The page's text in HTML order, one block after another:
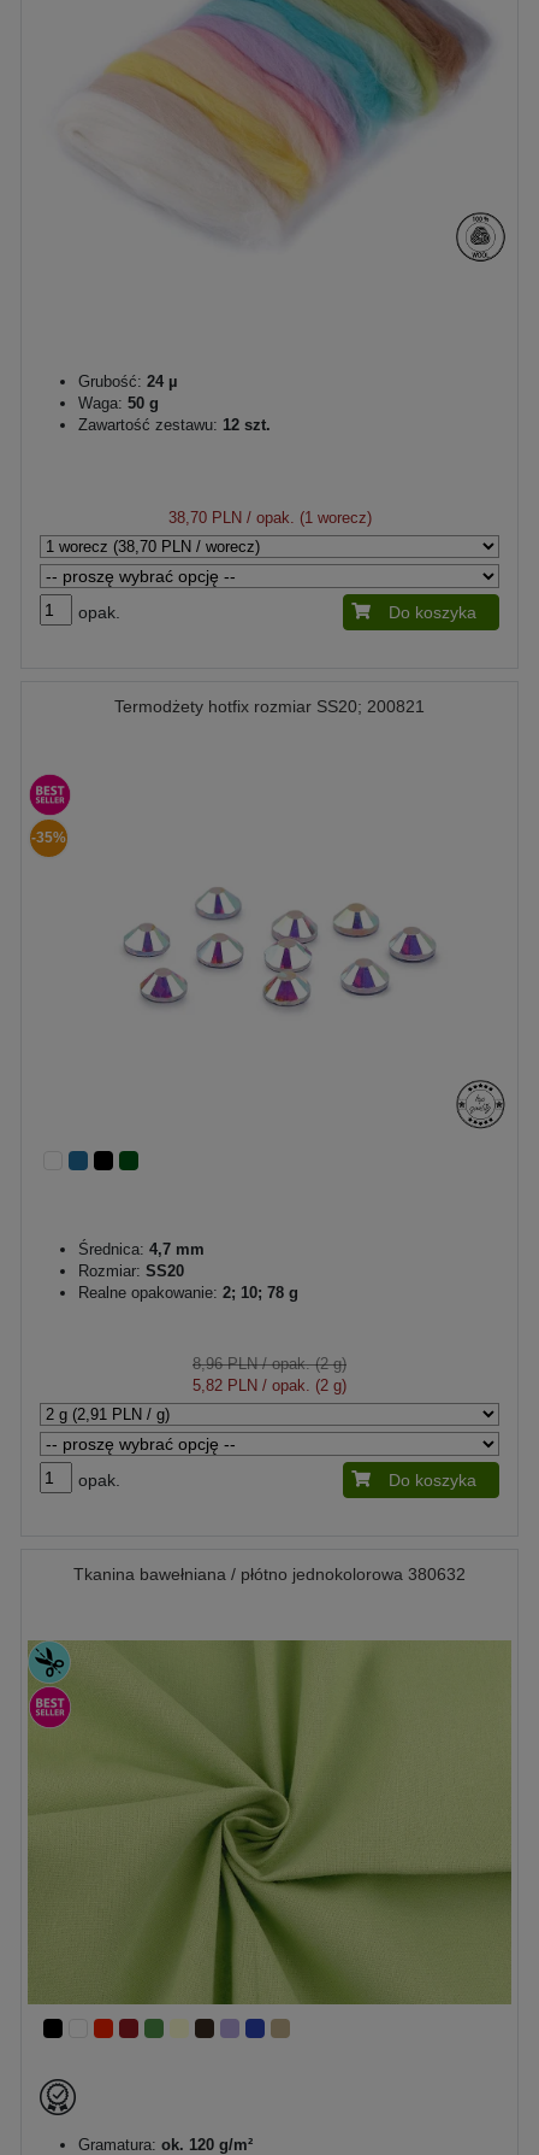
Grubość: 24 µ
Waga: 50 g
Zawartość zestawu: 12 szt.
38,70 PLN/ opak. (1 worecz)
opak. Do koszyka
Termodżety hotfix rozmiar SS20; 200821
-35%
Średnica: 4,7 mm
Rozmiar: SS20
Realne opakowanie: 2; 10; 78 g
8,96 PLN/ opak. (2 g)
5,82 PLN / opak. (2 g)
opak. Do koszyka
Tkanina bawełniana / płótno jednokolorowa 380632
Gramatura: ok. 120 g/m²